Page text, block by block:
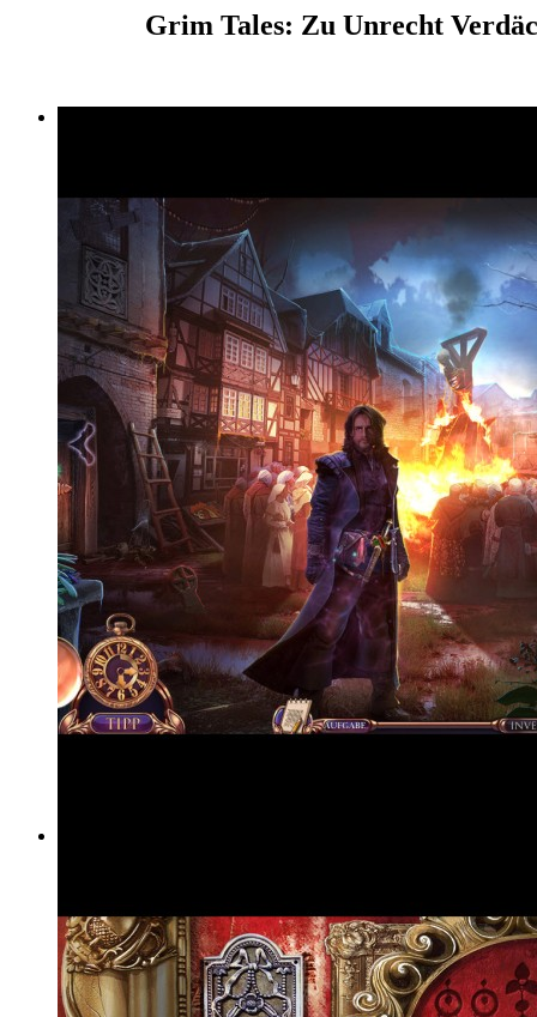
Grim Tales: Zu Unrecht